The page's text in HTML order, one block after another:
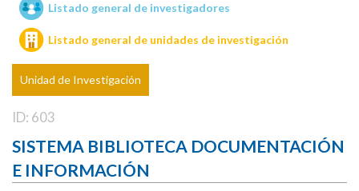
Unidades de investigación
Listado general de investigadores
Listado general de unidades de investigación
Unidad de Investigación
ID: 603
SISTEMA BIBLIOTECA DOCUMENTACIÓN
E INFORMACIÓN